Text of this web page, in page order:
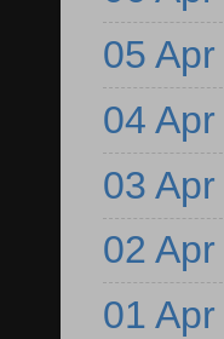
05 Apr
04 Apr
03 Apr
02 Apr
01 Apr